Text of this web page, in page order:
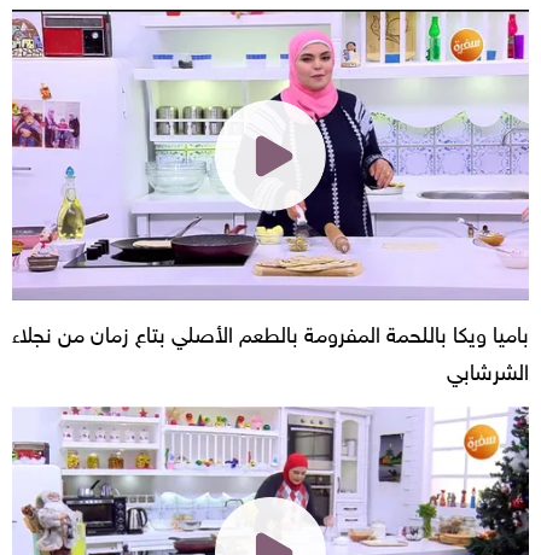
باميا ويكا باللحمة المفرومة بالطعم الأصلي بتاع زمان من نجلاء
الشرشابي